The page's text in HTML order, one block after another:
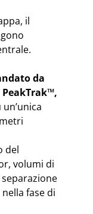
il
da
PeakTrak™,
del
volumi di
fase di